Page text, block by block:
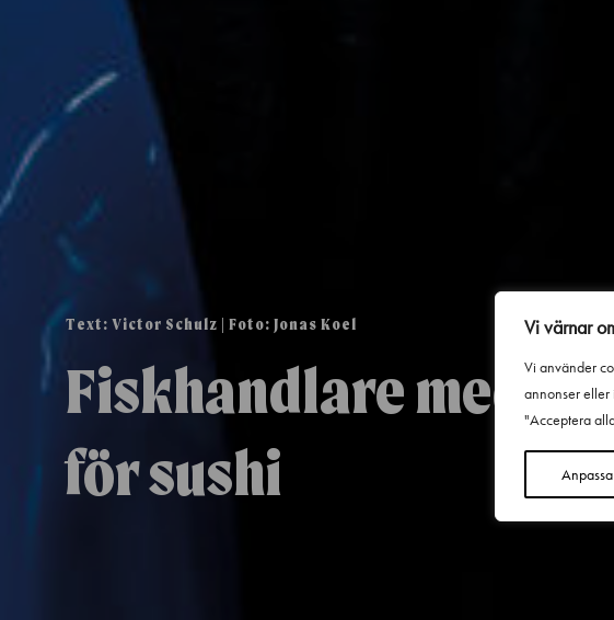
Vi värnar
Vi använder
annonser
"Acceptera
Anpassa
Text: Victor Schulz | Foto: Jonas Koel
Fiskhandlare med
för sushi